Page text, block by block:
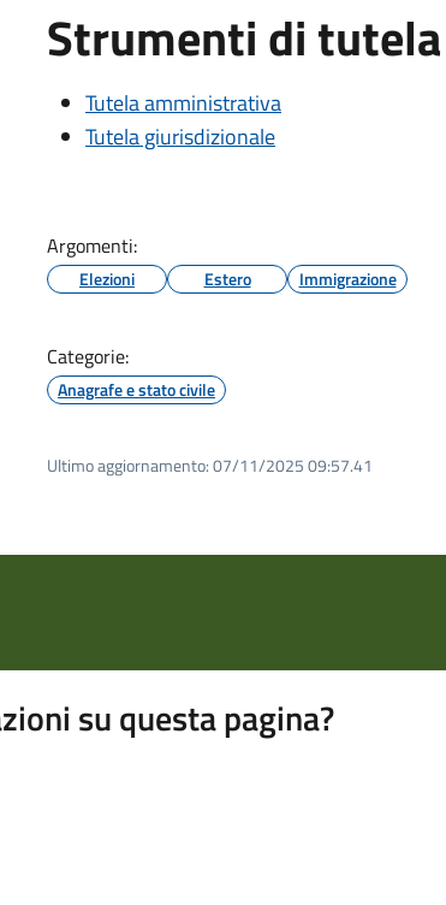
Strumenti di tutela
Tutela amministrativa
Tutela giurisdizionale
Argomenti:
Elezioni Estero Immigrazione
Categorie:
Anagrafe e stato civile
Ultimo aggiornamento:07/11/2025 09:57.41
su questa pagina?